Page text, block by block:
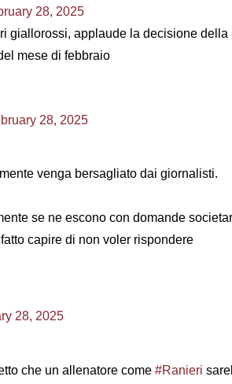
28, 2025
giallorossi, applaude la decisione della
mese di febbraio
28, 2025
venga bersagliato dai giornalisti.
se ne escono con domande
capire di non voler rispondere
28, 2025
che un allenatore come #Ranieri